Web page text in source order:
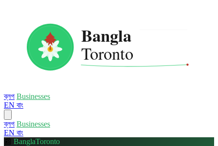
ব্লগ Businesses
EN বাং
ব্লগ Businesses
EN বাং
📰 BanglaToronto